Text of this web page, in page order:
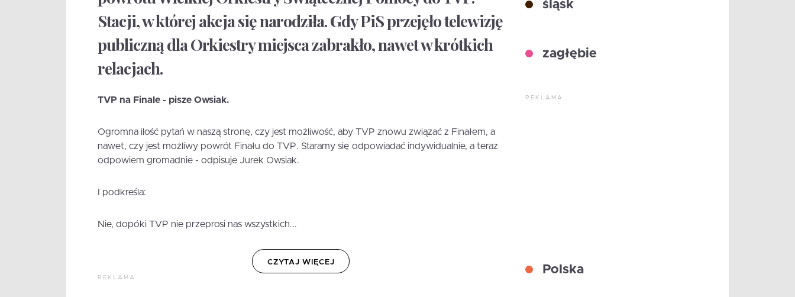
Stacji, w której akcja się narodziła. Gdy PiS przejęło telewizję
publiczną dla Orkiestry miejsca zabrakło, nawet w krótkich
relacjach.
TVP na Finale - pisze Owsiak.
Ogromna ilość pytań w naszą stronę, czy jest możliwość, aby TVP znowu związać z Finałem, a
nawet, czy jest możliwy powrót Finału do TVP. Staramy się odpowiadać indywidualnie, a teraz
odpowiem gromadnie - odpisuje Jurek Owsiak.
I podkreśla:
Nie, dopóki TVP nie przeprosi nas wszystkich...
CZYTAJ WIĘCEJ
REKLAMA
śląsk
zagłębie
REKLAMA
Polska